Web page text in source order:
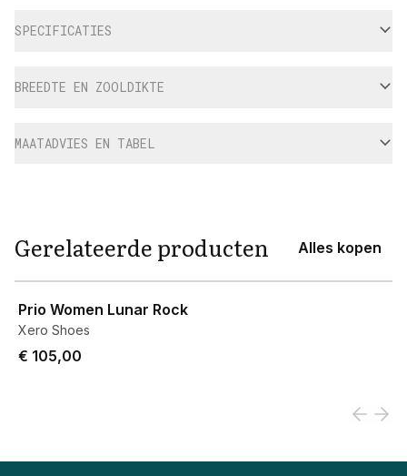
SPECIFICATIES
BREEDTE EN ZOOLDIKTE
MAATADVIES EN TABEL
Gerelateerde producten Alles kopen
Prio Women Lunar Rock
Xero Shoes
€ 105,00